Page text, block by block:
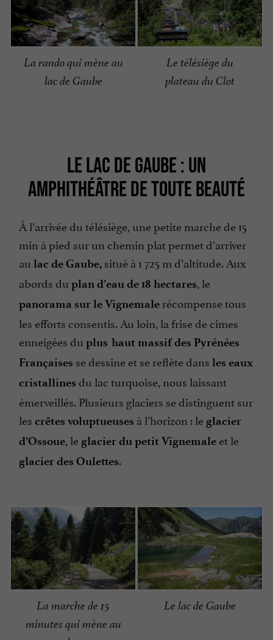
La rando qui mène au
lac de Gaube
Le télésiège du
plateau du Clot
LE LAC DE GAUBE : UN
AMPHITHÉÂTRE DE TOUTE BEAUTÉ
À l’arrivée du télésiège, une petite marche de 15
min à pied sur un chemin plat permet d’arriver
au lac de Gaube, situé à 1 725 m d’altitude. Aux
abords du plan d’eau de 18 hectares, le
panorama sur le Vignemale récompense tous
les efforts consentis. Au loin, la frise de cimes
enneigées du plus haut massif des Pyrénées
Françaises se dessine et se reflète dans les eaux
cristallines du lac turquoise, nous laissant
émerveillés. Plusieurs glaciers se distinguent sur
les crêtes voluptueuses à l’horizon : le glacier
d’Ossoue, le glacier du petit Vignemale et le
glacier des Oulettes.
La marche de 15
minutes qui mène au
Le lac de Gaube